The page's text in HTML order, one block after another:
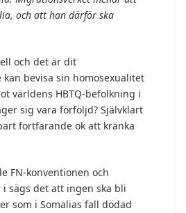
och att han därför ska
och det är dit
bevisa sin homosexualitet
världens HBTQ-befolkning i
sig vara förföljd? Självklart
fortfarande ok att kränka
FN-konventionen och
sägs det att ingen ska bli
som i Somalias fall dödad